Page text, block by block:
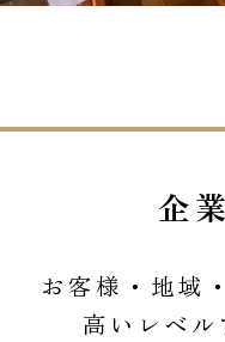
企
お客様・地域
高いレベ